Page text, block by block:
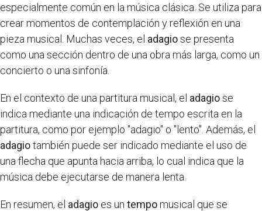
especialmente común en la música clásica. Se utiliza para
crear momentos de contemplación y reflexión en una
pieza musical. Muchas veces, el adagiose presenta
como una sección dentro de una obra más larga, como un
concierto o una sinfonía.
En el contexto de una partitura musical, el adagiose
indica mediante una indicación de tempo escrita en la
partitura, como por ejemplo "adagio" o "lento". Además, el
adagiotambién puede ser indicado mediante el uso de
una flecha que apunta hacia arriba, lo cual indica que la
música debe ejecutarse de manera lenta.
En resumen, el adagio es un tempomusical que se